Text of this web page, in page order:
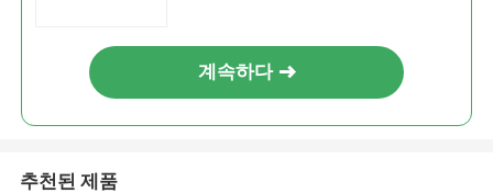
계속하다
추천된 제품